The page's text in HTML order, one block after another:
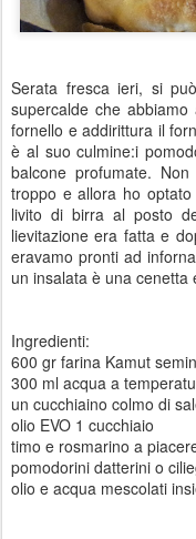
Serata fresca ieri, si
supercalde che
fornello e addirittura il
è al suo culmine:i
balcone profumate.
troppo e allora ho
livito di birra al posto
lievitazione era fatta e
eravamo pronti ad
un insalata è una cenetta
Ingredienti:
600 gr farina Kamut
300 ml acqua a
un cucchiaino colmo di
olio EVO 1 cucchiaio
timo e rosmarino a
pomodorini datterini o
olio e acqua mescolati